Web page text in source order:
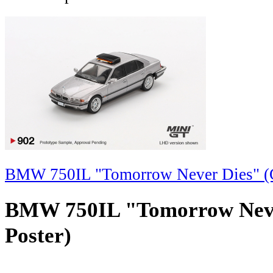
BMW 750IL "Tomorrow Never Dies"
BMW 750IL "Tomorrow
Poster)